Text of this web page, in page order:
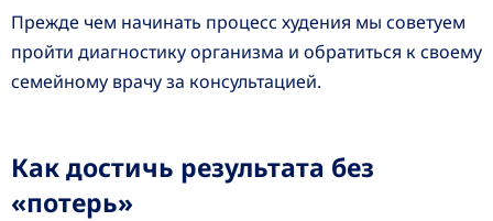
Прежде чем начинать процесс худения мы советуем
пройти диагностику организма и обратиться к своему
семейному врачу за консультацией.
Как достичь результата без
«потерь»